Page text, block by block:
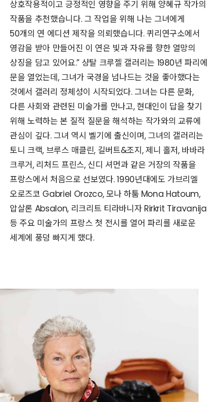
상호작용적이고 긍정적인 영향을 주기 위해 양혜규 작가의
작품을 추천했습니다. 그 작업을 위해 나는 그녀에게
50개의 연 에디션 제작을 의뢰했습니다. 퀴리연구소에서
영감을 받아 만들어진 이 연은 빛과 자유를 향한 열망의
상징을 담고 있어요.” 샹탈 크루젤 갤러리는 1980년 파리에
문을 열었는데, 그녀가 국경을 넘나드는 것을 좋아했다는
것에서 갤러리 정체성이 시작되었다. 그녀는 다른 문화,
다른 사회와 관련된 미술가를 만나고, 현대인이 답을 찾기
위해 노력하는 본 질적 질문을 해석하는 작가와의 교류에
관심이 깊다. 그녀 역시 벨기에 출신이며, 그녀의 갤러리는
토니 크랙, 브루스 매클린, 길버트&조지, 제니 홀저, 바바라
크루거, 리처드 프린스, 신디 셔먼과 같은 거장의 작품을
프랑스에서 처음으로 선보였다. 1990년대에도 가브리엘
오로즈코 Gabriel Orozco, 모나 하툼 Mona Hatoum,
압살론 Absalon, 리크리트 티라바니자 Rirkrit Tiravanija
등 주요 미술가의 프랑스 첫 전시를 열어 파리를 새로운
세계에 풍덩 빠지게 했다.